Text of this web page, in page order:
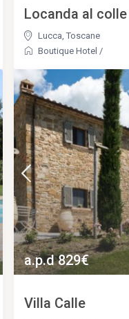
Locanda al colle
Lucca Toscane
Boutique Hotel /
a.p.d 829€
Villa Calle